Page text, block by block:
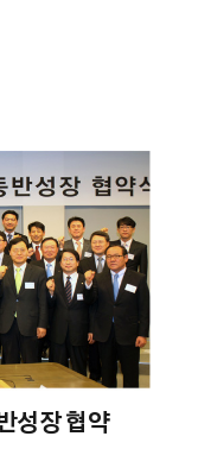
성장 협약